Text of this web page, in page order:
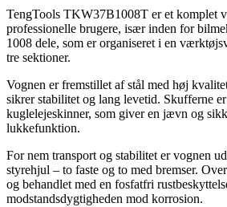
TengTools TKW37B1008T er et komplet
professionelle brugere, især inden for
1008 dele, som er organiseret i en
tre sektioner.
Vognen er fremstillet af stål med høj
sikrer stabilitet og lang levetid. Skufferne
kuglelejeskinner, som giver en jævn og
lukkefunktion.
For nem transport og stabilitet er vognen
styrehjul – to faste og to med bremser.
og behandlet med en fosfatfri
modstandsdygtigheden mod korrosion.